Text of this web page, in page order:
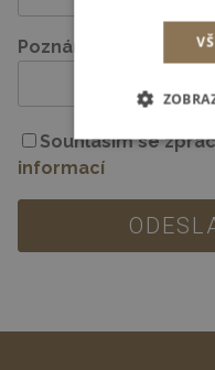
Poznámka:
Souhlasím se
informací